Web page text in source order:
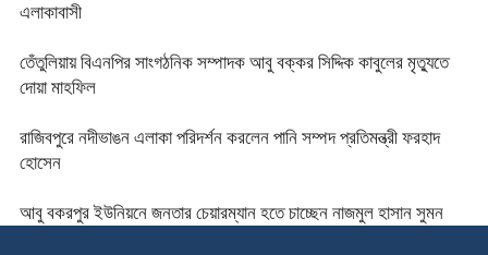
এলাকাবাসী
তেঁতুলিয়ায় বিএনপির সাংগঠনিক সম্পাদক আবু বক্কর সিদ্দিক কাবুলের মৃত্যুতে
দোয়া মাহফিল
রাজিবপুরে নদীভাঙন এলাকা পরিদর্শন করলেন পানি সম্পদ প্রতিমন্ত্রী ফরহাদ
হোসেন
আবু বকরপুর ইউনিয়নে জনতার চেয়ারম্যান হতে চাচ্ছেন নাজমুল হাসান সুমন